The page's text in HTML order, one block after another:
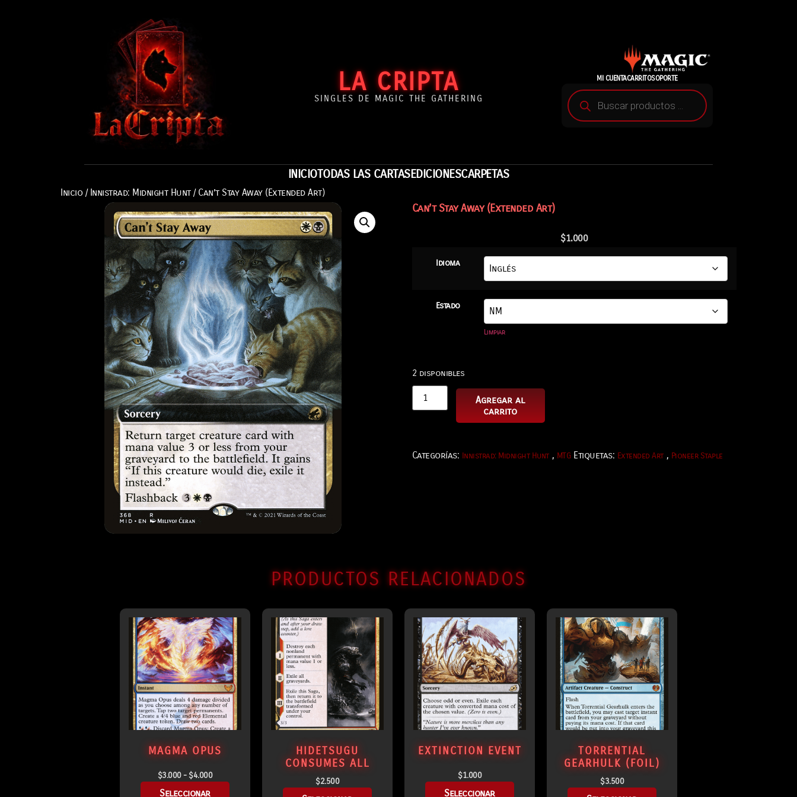
LA CRIPTA
SINGLES DE MAGIC THE GATHERING
MI CUENTACARRITOSOPORTE
INICIOTODAS LAS CARTASEDICIONESCARPETAS
Inicio/ Innistrad: Midnight Hunt/ Can’t Stay Away (Extended Art)
Can’t Stay Away (Extended Art)
$1.000
Idioma
Estado
Limpiar
2 disponibles
Agregar al
carrito
Categorías: Innistrad: Midnight Hunt , MTG Etiquetas: Extended Art , Pioneer Staple
PRODUCTOS RELACIONADOS
MAGMA OPUS
$3.000 - $4.000
Seleccionar
HIDETSUGU
CONSUMES ALL
$2.500
EXTINCTION EVENT
$1.000
Seleccionar
TORRENTIAL
GEARHULK (FOIL)
$3.500